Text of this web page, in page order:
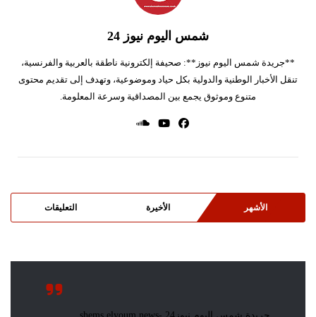
شمس اليوم نيوز 24
**جريدة شمس اليوم نيوز**: صحيفة إلكترونية ناطقة بالعربية والفرنسية،
تنقل الأخبار الوطنية والدولية بكل حياد وموضوعية، وتهدف إلى تقديم محتوى
متنوع وموثوق يجمع بين المصداقية وسرعة المعلومة.
الأشهر الأخيرة التعليقات